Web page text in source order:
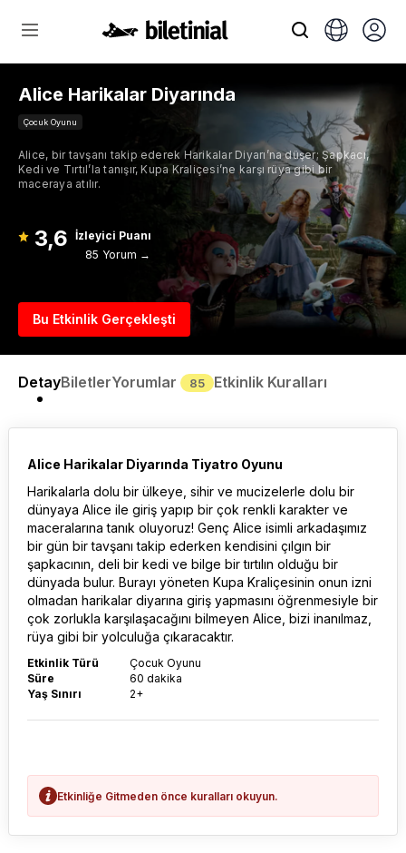
Alice Harikalar Diyarında
Çocuk Oyunu
Alice, bir tavşanı takip ederek Harikalar Diyarı’na düşer; Şapkacı,
Kedi ve Tırtıl’la tanışır, Kupa Kraliçesi’ne karşı rüya gibi bir
maceraya atılır.
3,6 İzleyici Puanı
85 Yorum →
Bu Etkinlik Gerçekleşti
DetayBiletlerYorumlar 85 Etkinlik Kuralları
Alice Harikalar Diyarında Tiyatro Oyunu
Harikalarla dolu bir ülkeye, sihir ve mucizelerle dolu bir
dünyaya Alice ile giriş yapıp bir çok renkli karakter ve
maceralarına tanık oluyoruz! Genç Alice isimli arkadaşımız
bir gün bir tavşanı takip ederken kendisini çılgın bir
şapkacının, deli bir kedi ve bilge bir tırtılın olduğu bir
dünyada bulur. Burayı yöneten Kupa Kraliçesinin onun izni
olmadan harikalar diyarına giriş yapmasını öğrenmesiyle bir
çok zorlukla karşılaşacağını bilmeyen Alice, bizi inanılmaz,
rüya gibi bir yolculuğa çıkaracaktır.
Etkinlik Türü
Çocuk Oyunu
Süre
60 dakika
Yaş Sınırı
2+
Etkinliğe Gitmeden önce kuralları okuyun.